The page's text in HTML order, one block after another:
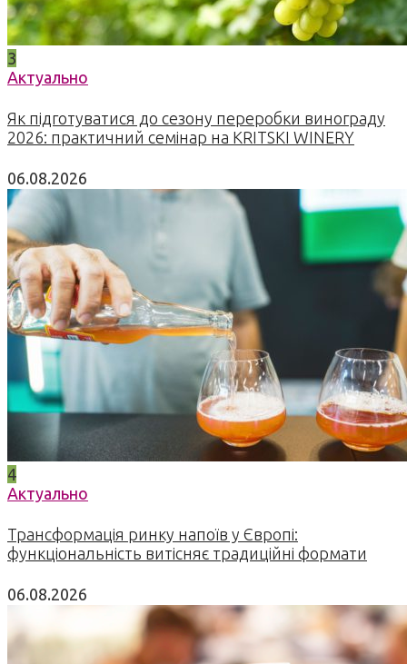
3
Актуально
Як підготуватися до сезону переробки винограду
2026: практичний семінар на KRITSKI WINERY
06.08.2026
4
Актуально
Трансформація ринку напоїв у Європі:
функціональність витісняє традиційні формати
06.08.2026